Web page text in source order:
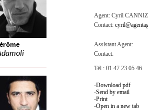
Agent: Cyril
Contact:
Assistant Agent:
Contact:
Tél : 01 47 23 05 46
Download pdf
Send by email
Print
Open in a new tab